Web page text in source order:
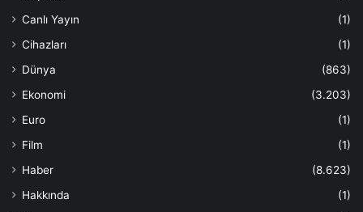
Canlı Yayın
(1)
Cihazları
(1)
Dünya
(863)
Ekonomi
(3.203)
Euro
(1)
Film
(1)
Haber
(8.623)
Hakkında
(1)